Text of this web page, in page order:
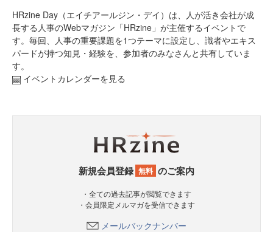
HRzine Day（エイチアールジン・デイ）は、人が活き会社が成
長する人事のWebマガジン「HRzine」が主催するイベントで
す。毎回、人事の重要課題を1つテーマに設定し、識者やエキス
パードが持つ知見・経験を、参加者のみなさんと共有していま
す。
イベントカレンダーを見る
新規会員登録 無料 のご案内
・全ての過去記事が閲覧できます
・会員限定メルマガを受信できます
メールバックナンバー